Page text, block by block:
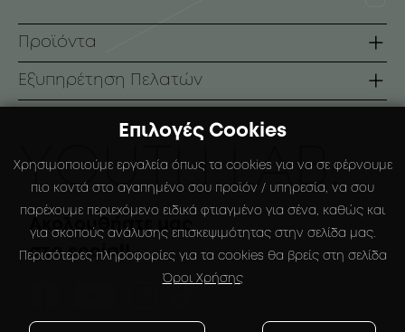
ΥOUTH LAB.
Ακολουθήστε μας
στα social!
Προϊόντα
Σειρές
Πρόσωπο
Ειδικές Συσκευάσιες
Εξυπηρέτηση Πελατών
Τρόποι Αποστολής
Πολιτική Επιστροφών
Ο Λογαριασμός μου
Επιλογές Cookies
Χρησιμοποιούμε εργαλεία όπως τα cookies για να σε φέρνουμε
πιο κοντά στο αγαπημένο σου προϊόν / υπηρεσία, να σου
παρέχουμε περιεχόμενο ειδικά φτιαγμένο για σένα, καθώς και
για σκοπούς ανάλυσης επισκεψιμότητας στην σελίδα μας.
Περισότερες πληροφορίες για τα cookies θα βρείς στη σελίδα
Όροι Χρήσης